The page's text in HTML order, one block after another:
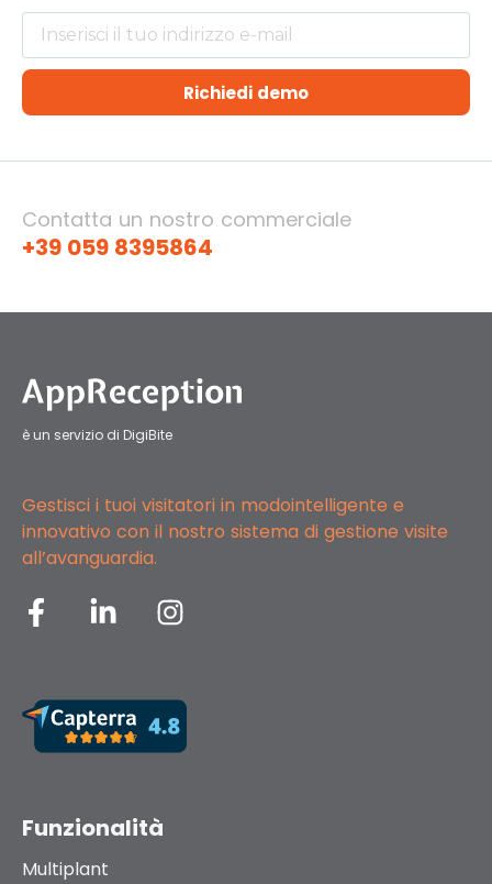
Richiedi demo
Contatta un nostro commerciale
+39 059 8395864
è un servizio di DigiBite
Gestisci i tuoi visitatori in modointelligente e
innovativo con il nostro sistema di gestione visite
all’avanguardia.
Funzionalità
Multiplant